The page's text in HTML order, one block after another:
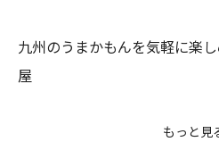
九州のうまかもんを気軽に楽
屋
もっと見